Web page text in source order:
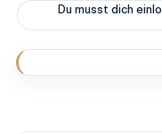
Du musst dich